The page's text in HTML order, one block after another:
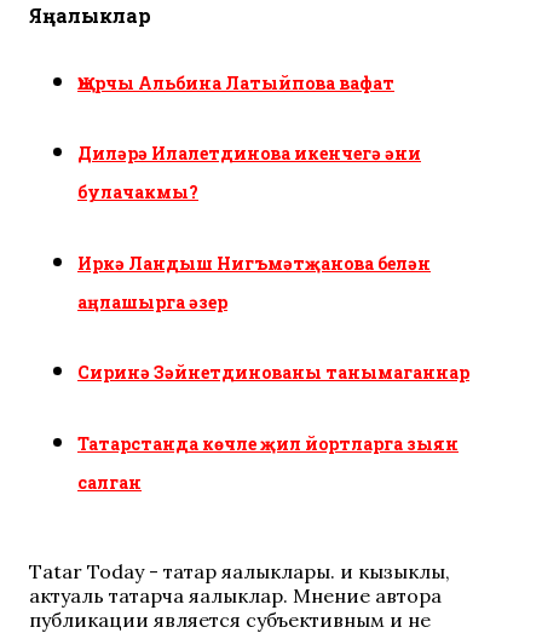
Яңалыклар
Җырчы Альбина Латыйпова вафат
Диләрә Илалетдинова икенчегә әни
булачакмы?
Иркә Ландыш Нигъмәтҗанова белән
аңлашырга әзер
Сиринә Зәйнетдинованы танымаганнар
Татарстанда көчле җил йортларга зыян
салган
Tatar Today - татар яңалыклары. иң кызыклы,
актуаль татарча яңалыклар. Мнение автора
публикации является субъективным и не